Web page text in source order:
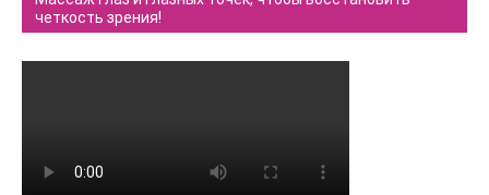
четкость зрения!